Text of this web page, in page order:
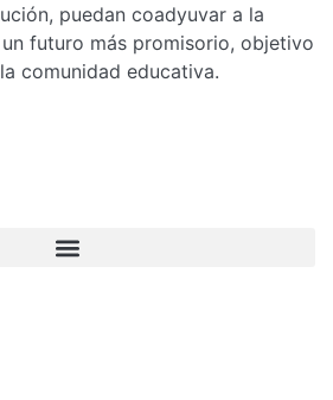
puedan coadyuvar a la
futuro más promisorio, objetivo
comunidad educativa.